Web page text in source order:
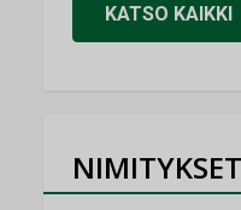
KATSO KAIKKI
NIMITYKSET